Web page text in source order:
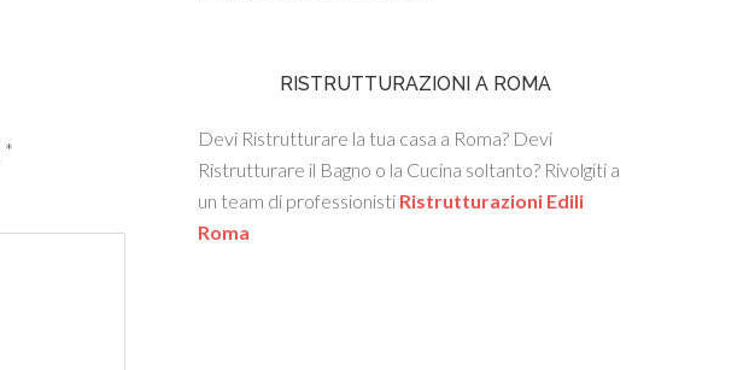
*
RISTRUTTURAZIONI A ROMA
Devi Ristrutturare la tua casa a Roma? Devi
Ristrutturare il Bagno o la Cucina soltanto? Rivolgiti a
un team di professionisti Ristrutturazioni Edili
Roma